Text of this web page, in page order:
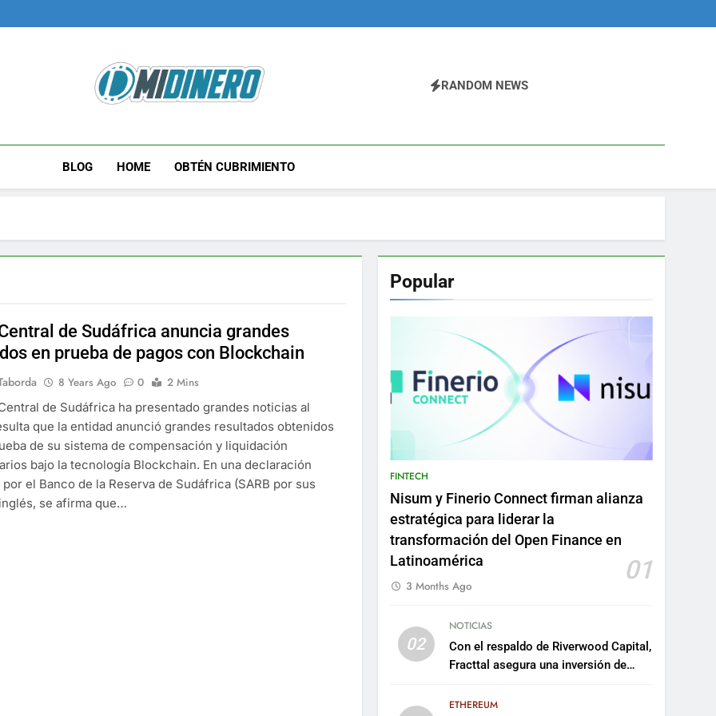
Midinero.co
RANDOM NEWS
BLOG HOME OBTÉN CUBRIMIENTO
de Sudáfrica anuncia grandes
en prueba de pagos con Blockchain
8 Years Ago 0
2 Mins
de Sudáfrica ha presentado grandes noticias al
que la entidad anunció grandes resultados obtenidos
de su sistema de compensación y liquidación
bajo la tecnología Blockchain. En una declaración
el Banco de la Reserva de Sudáfrica (SARB por sus
se afirma que…
Popular
FINTECH
Nisum y Finerio Connect firman alianza
estratégica para liderar la
transformación del Open Finance en
Latinoamérica
01
3 Months Ago
02
NOTICIAS
Con el respaldo de Riverwood Capital,
Fracttal asegura una inversión de
plataforma
ETHEREUM